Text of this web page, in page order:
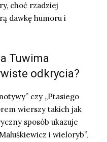
choć rzadziej
dawkę humoru i
Tuwima
odkrycia?
czy „Ptasiego
wierszy takich jak
sposób ukazuje
i wieloryb”,